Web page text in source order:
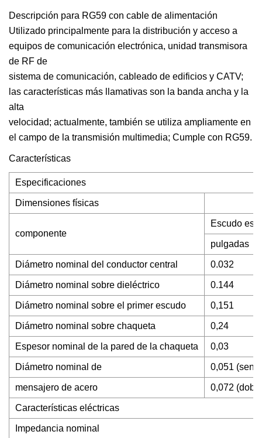
Descripción para RG59 con cable de alimentación
Utilizado principalmente para la distribución y acceso a
equipos de comunicación electrónica, unidad transmisora ​​
de RF de
sistema de comunicación, cableado de edificios y CATV;
las características más llamativas son la banda ancha y la
alta
velocidad; actualmente, también se utiliza ampliamente en
el campo de la transmisión multimedia; Cumple con RG59.
Características
Especificaciones
Dimensiones físicas
componente
Escudo
pulgadas
Diámetro nominal del conductor central 0.032
Diámetro nominal sobre dieléctrico 0.144
Diámetro nominal sobre el primer escudo 0,151
Diámetro nominal sobre chaqueta 0,24
Espesor nominal de la pared de la chaqueta 0,03
Diámetro nominal de 0,051
mensajero de acero 0,072
Características eléctricas
Impedancia nominal